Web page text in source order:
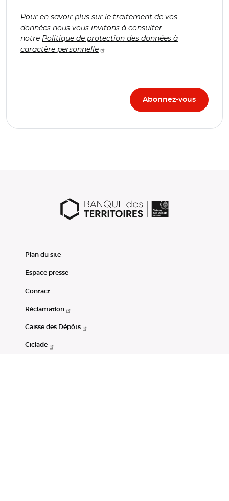
Pour en savoir plus sur le traitement de vos
données nous vous invitons à consulter
notre Politique de protection des données à
caractère personnelle
Plan du site
Espace presse
Contact
Réclamation
Caisse des Dépôts
Ciclade